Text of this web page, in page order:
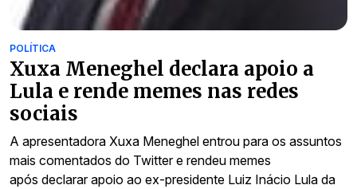
POLÍTICA
Xuxa Meneghel declara apoio a
Lula e rende memes nas redes
sociais
A apresentadora Xuxa Meneghel entrou para os assuntos
mais comentados do Twitter e rendeu memes
após declarar apoio ao ex-presidente Luiz Inácio Lula da